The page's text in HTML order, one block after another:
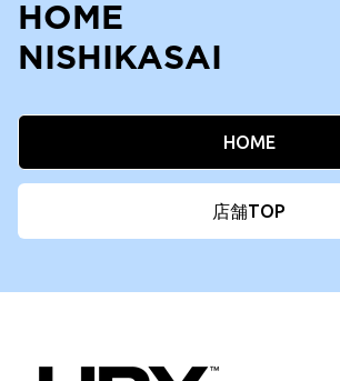
HOME
NISHIKASAI
HOME
店舗TOP